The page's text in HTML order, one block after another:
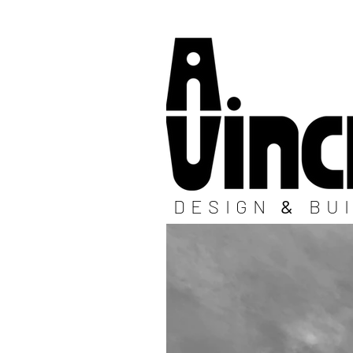
DESIGN &